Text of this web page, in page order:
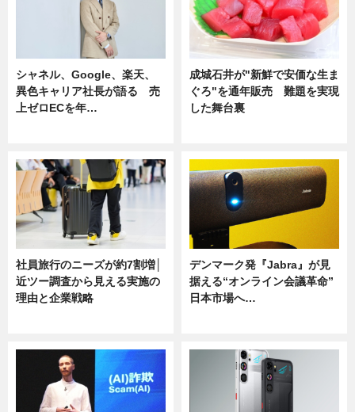
シャネル、Google、楽天、
異色キャリア社長が語る 売
上ゼロECを年…
成城石井が"新鮮で安価な生ま
ぐろ"を通年販売 難題を実現
した舞台裏
社員旅行のニーズが約7割増│
近ツー調査から見える実施の
理由と企業戦略
デンマーク発『Jabra』が見
据える“オンライン会議革命”
日本市場へ…